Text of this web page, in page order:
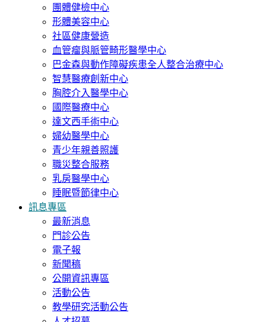
團體健檢中心
形體美容中心
社區健康營造
血管瘤與脈管畸形醫學中心
巴金森與動作障礙疾患全人整合治療中心
智慧醫療創新中心
胸腔介入醫學中心
國際醫療中心
達文西手術中心
婦幼醫學中心
青少年親善照護
職災整合服務
乳房醫學中心
睡眠暨節律中心
訊息專區
最新消息
門診公告
電子報
新聞稿
公開資訊專區
活動公告
教學研究活動公告